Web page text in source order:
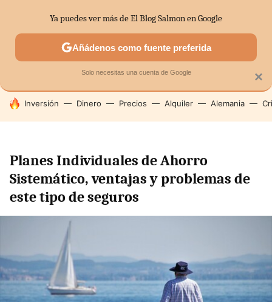
SECTORES ECONOMÍA DOMÉSTICA MERCADOS
HOY SE HABLA DE
Inversión Dinero Precios Alquiler Alemania
Planes Individuales de Ahorro
Sistemático, ventajas y problemas de
este tipo de seguros
×
Ya puedes ver más de El Blog Salmon en Google
Añádenos como fuente preferida
Solo necesitas una cuenta de Google